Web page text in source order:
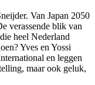
Van Japan 2050
verassende blik van
heel Nederland
Yves en Yossi
en leggen
maar ook geluk,